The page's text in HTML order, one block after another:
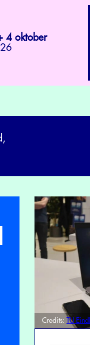
4 oktober
Credits: TU